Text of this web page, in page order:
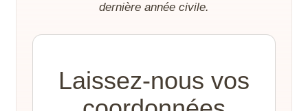
dernière année civile.
Laissez-nous vos